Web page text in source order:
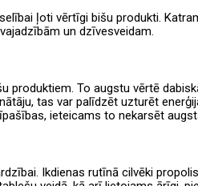
ļoti vērtīgi bišu produkti.
un dzīvesveidam.
produktiem. To augstu vērtē
tas var palīdzēt uzturēt
ieteicams to nekarsēt
Ikdienas rutīnā cilvēki